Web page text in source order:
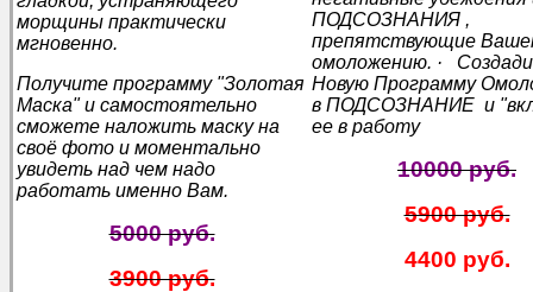
морщины практически
мгновенно.
Получите программу "Золотая
Маска" и самостоятельно
сможете наложить маску на
своё фото и моментально
увидеть над чем надо
работать именно Вам.
5000 руб.
3900 руб.
ПОДСОЗНАНИЯ ,
препятствующие
омоложению. ·
Новую Программу
в ПОДСОЗНАНИЕ и
ее в работу
10000 руб.
5900 руб.
4400 руб.